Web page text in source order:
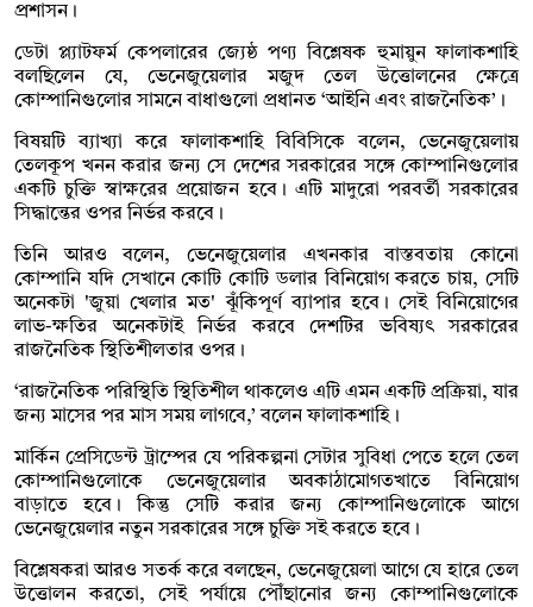
প্রশাসন।
ডেটা প্ল্যাটফর্ম কেপলারের জ্যেষ্ঠ পণ্য বিশ্লেষক হুমায়ুন ফালাকশাহি
বলছিলেন যে, ভেনেজুয়েলার মজুদ তেল উত্তোলনের ক্ষেত্রে
কোম্পানিগুলোর সামনে বাধাগুলো প্রধানত ‘আইনি এবং রাজনৈতিক’।
বিষয়টি ব্যাখ্যা করে ফালাকশাহি বিবিসিকে বলেন, ভেনেজুয়েলায়
তেলকূপ খনন করার জন্য সে দেশের সরকারের সঙ্গে কোম্পানিগুলোর
একটি চুক্তি স্বাক্ষরের প্রয়োজন হবে। এটি মাদুরো পরবর্তী সরকারের
সিদ্ধান্তের ওপর নির্ভর করবে।
তিনি আরও বলেন, ভেনেজুয়েলার এখনকার বাস্তবতায় কোনো
কোম্পানি যদি সেখানে কোটি কোটি ডলার বিনিয়োগ করতে চায়, সেটি
অনেকটা 'জুয়া খেলার মত' ঝূঁকিপূর্ণ ব্যাপার হবে। সেই বিনিয়োগের
লাভ-ক্ষতির অনেকটাই নির্ভর করবে দেশটির ভবিষ্যৎ সরকারের
রাজনৈতিক স্থিতিশীলতার ওপর।
‘রাজনৈতিক পরিস্থিতি স্থিতিশীল থাকলেও এটি এমন একটি প্রক্রিয়া, যার
জন্য মাসের পর মাস সময় লাগবে,’ বলেন ফালাকশাহি।
মার্কিন প্রেসিডেন্ট ট্রাম্পের যে পরিকল্পনা সেটার সুবিধা পেতে হলে তেল
কোম্পানিগুলোকে ভেনেজুয়েলার অবকাঠামোগতখাতে বিনিয়োগ
বাড়াতে হবে। কিন্তু সেটি করার জন্য কোম্পানিগুলোকে আগে
ভেনেজুয়েলার নতুন সরকারের সঙ্গে চুক্তি সই করতে হবে।
বিশ্লেষকরা আরও সতর্ক করে বলছেন, ভেনেজুয়েলা আগে যে হারে তেল
উত্তোলন করতো, সেই পর্যায়ে পৌঁছানোর জন্য কোম্পানিগুলোকে